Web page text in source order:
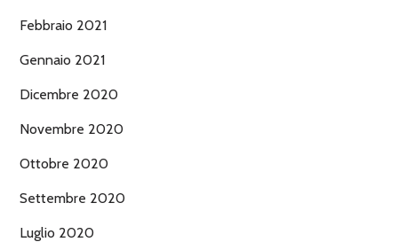
Febbraio 2021
Gennaio 2021
Dicembre 2020
Novembre 2020
Ottobre 2020
Settembre 2020
Luglio 2020